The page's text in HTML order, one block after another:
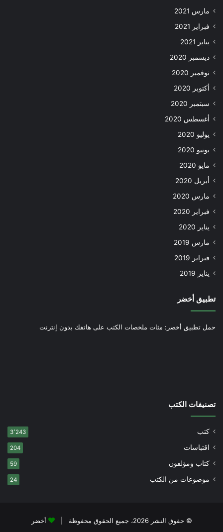
مارس 2021
فبراير 2021
يناير 2021
ديسمبر 2020
نوفمبر 2020
أكتوبر 2020
سبتمبر 2020
أغسطس 2020
يوليو 2020
يونيو 2020
مايو 2020
أبريل 2020
مارس 2020
فبراير 2020
يناير 2020
مارس 2019
فبراير 2019
يناير 2019
تطبيق أخضر
حمل تطبيق أخضر: مئات ملخصات الكتب على هاتفك بدون إنترنت
تصنيفات الكتب
كتب 3٬243
اقتباسات 204
كتاب ومؤلفون 59
موضوعات من الكتب 24
© حقوق النشر 2026، جميع الحقوق محفوظة | أخضر